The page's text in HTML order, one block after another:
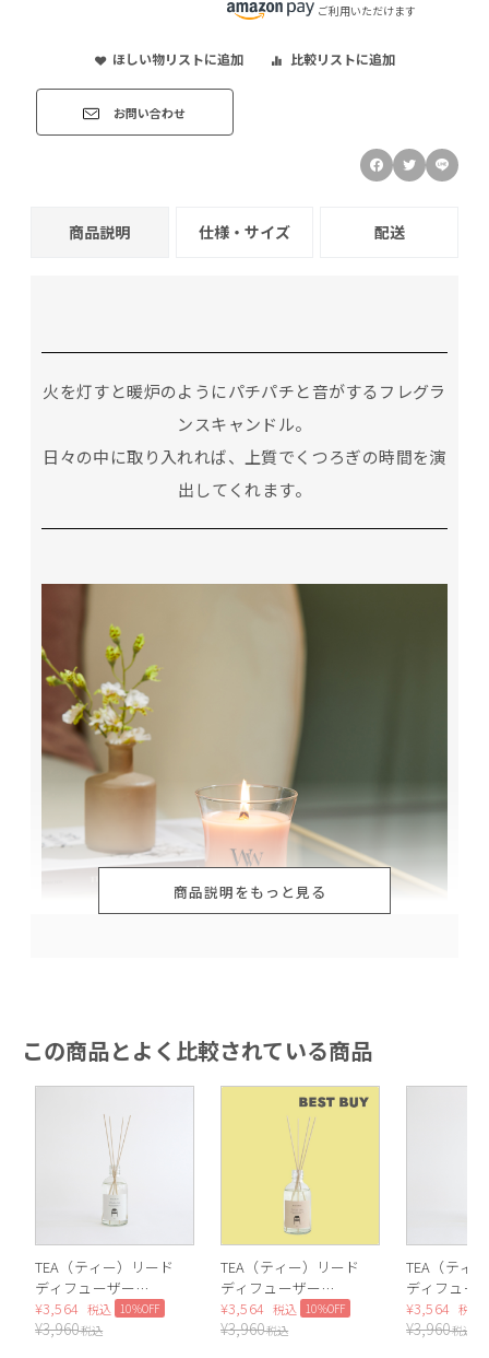
ご利用いただけます
ほしい物リストに追加 比較リストに追加
お問い合わせ
商品説明 仕様・サイズ 配送
火を灯すと暖炉のようにパチパチと音がするフレグラ
ンスキャンドル。
日々の中に取り入れれば、上質でくつろぎの時間を演
出してくれます。
商品説明をもっと見る
この商品とよく比較されている商品
TEA（ティー）リード
ディフューザー
（White tea）
¥3,564 税込 10%OFF
¥3,960税込
TEA（ティー）リード
ディフューザー
（Lotus tea）
¥3,564 税込 10%OFF
¥3,960税込
TEA（ティ
ディフュー
（Green tea
¥3,564 税込
¥3,960税込